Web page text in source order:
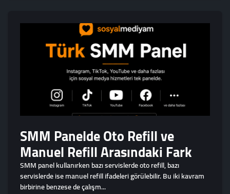
SMM Panelde Oto Refill ve
Manuel Refill Arasındaki Fark
SMM panel kullanırken bazı servislerde oto refill, bazı
servislerde ise manuel refill ifadeleri görülebilir. Bu iki kavram
birbirine benzese de çalışm...